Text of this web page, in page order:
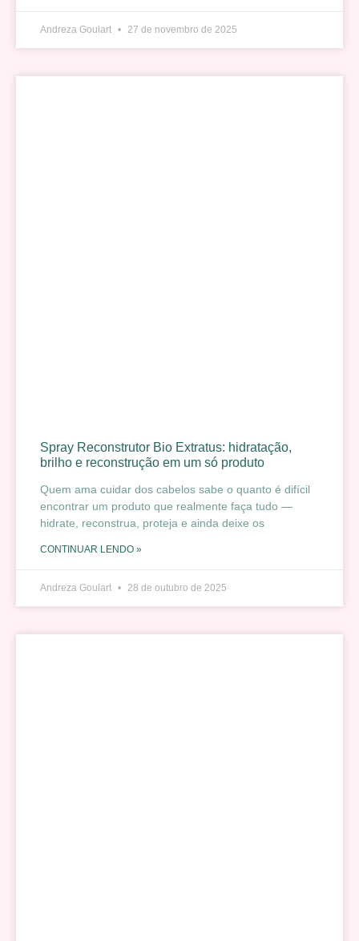
Andreza Goulart 27 de novembro de 2025
Spray Reconstrutor Bio Extratus: hidratação,
brilho e reconstrução em um só produto
Quem ama cuidar dos cabelos sabe o quanto é difícil
encontrar um produto que realmente faça tudo —
hidrate, reconstrua, proteja e ainda deixe os
CONTINUAR LENDO »
Andreza Goulart 28 de outubro de 2025